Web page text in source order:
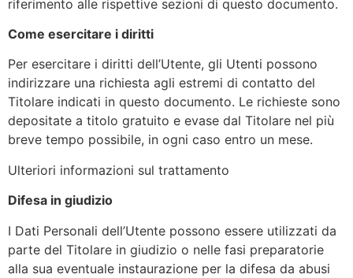
riferimento alle rispettive sezioni di questo documento.
Come esercitare i diritti
Per esercitare i diritti dell’Utente, gli Utenti possono
indirizzare una richiesta agli estremi di contatto del
Titolare indicati in questo documento. Le richieste sono
depositate a titolo gratuito e evase dal Titolare nel più
breve tempo possibile, in ogni caso entro un mese.
Ulteriori informazioni sul trattamento
Difesa in giudizio
I Dati Personali dell’Utente possono essere utilizzati da
parte del Titolare in giudizio o nelle fasi preparatorie
alla sua eventuale instaurazione per la difesa da abusi